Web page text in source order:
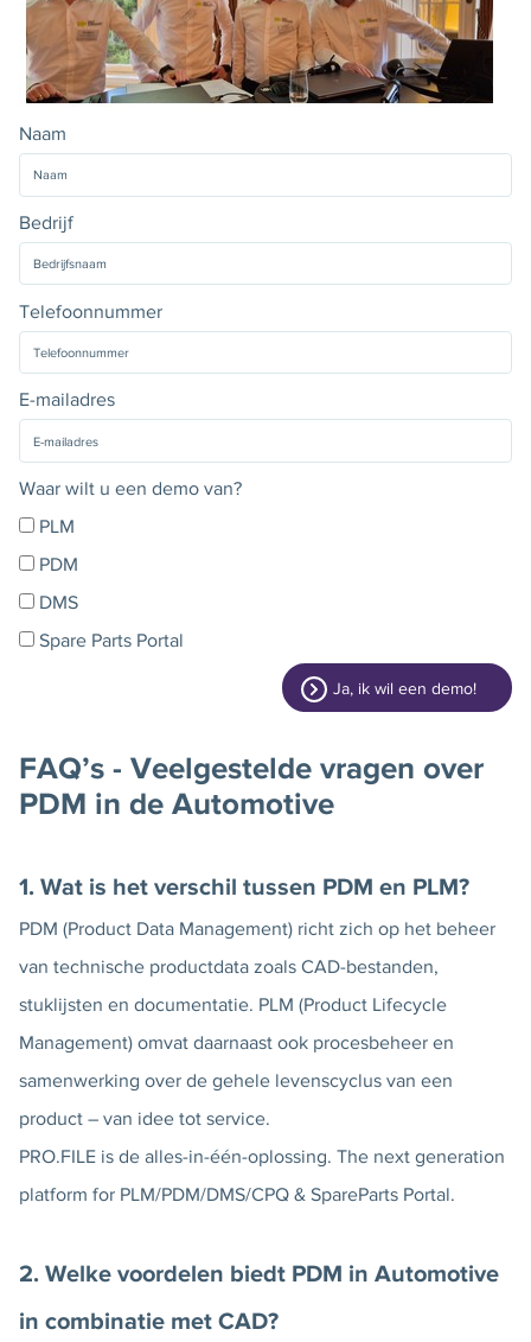
Naam
Bedrijf
Telefoonnummer
E-mailadres
Waar wilt u een demo van?
PLM
PDM
DMS
Spare Parts Portal
Ja, ik wil een demo!
FAQ’s - Veelgestelde vragen over
PDM in de Automotive
1. Wat is het verschil tussen PDM en PLM?
PDM (Product Data Management) richt zich op het beheer
van technische productdata zoals CAD-bestanden,
stuklijsten en documentatie. PLM (Product Lifecycle
Management) omvat daarnaast ook procesbeheer en
samenwerking over de gehele levenscyclus van een
product – van idee tot service.
PRO.FILE is de alles-in-één-oplossing. The next generation
platform for PLM/PDM/DMS/CPQ & SpareParts Portal.
2. Welke voordelen biedt PDM in Automotive
in combinatie met CAD?